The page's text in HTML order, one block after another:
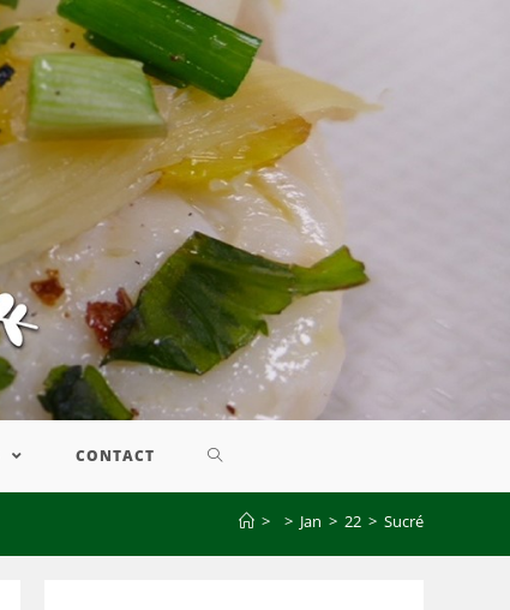
CONTACT
> > Jan > 22 > Sucré